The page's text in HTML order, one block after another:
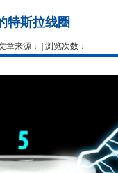
特斯拉线圈
章来源： | 浏览次数：